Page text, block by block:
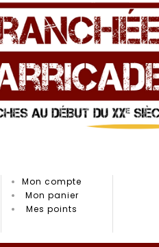
Mon compte
Mon panier
Mes points